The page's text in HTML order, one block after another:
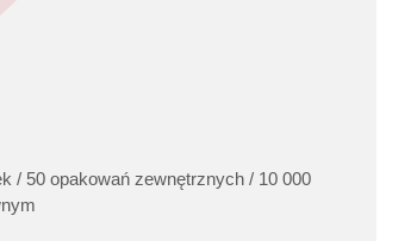
/ 50 opakowań zewnętrznych / 10 000